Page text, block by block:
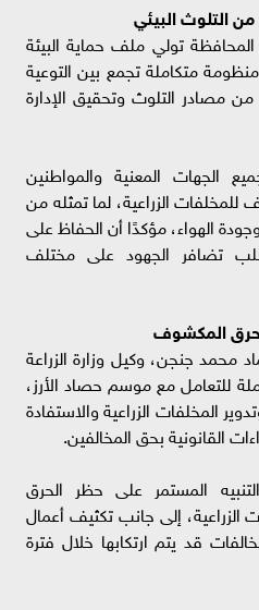
التلوث البيئي
تولي ملف حماية البيئة
متكاملة تجمع بين التوعية
من مصادر التلوث وتحقيق الإدارة
الجهات المعنية والمواطنين
الزراعية، لما تمثله من
الهواء، مؤكدًا أن الحفاظ على
تضافر الجهود على مختلف
المكشوف
جنجن، وكيل وزارة الزراعة
للتعامل مع موسم حصاد الأرز،
المخلفات الزراعية والاستفادة
القانونية بحق المخالفين.
المستمر على حظر الحرق
إلى جانب تكثيف أعمال
قد يتم ارتكابها خلال فترة